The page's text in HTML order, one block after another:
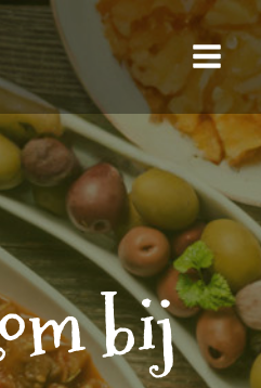
bij